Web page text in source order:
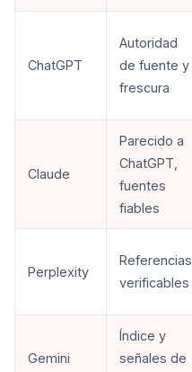
ChatGPT
Autoridad
de fuente y
frescura
Claude
Parecido a
ChatGPT,
fuentes
fiables
Perplexity
Referencias
verificables
Gemini
Índice y
señales de